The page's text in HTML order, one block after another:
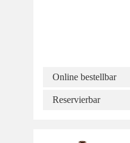
Online bestellbar
Reservierbar